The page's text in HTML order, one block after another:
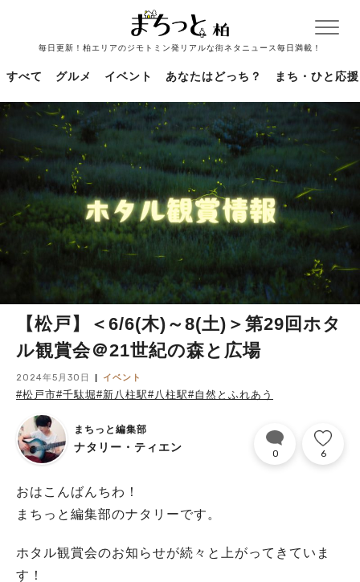
毎日更新！柏エリアのジモトミン発リアルな街ネタニュース毎日満載！
すべて グルメ イベント あなたはどっち？ まち・ひと応援
【松戸】＜6/6(木)～8(土)＞第29回ホタ
ル観賞会＠21世紀の森と広場
2024年5月30日 イベント
#松戸市#千駄堀#新八柱駅#八柱駅#自然とふれあう
まちっと編集部
ナタリー・ティエン 0 6
おはこんばんちわ！
まちっと編集部のナタリーです。
ホタル観賞会のお知らせが続々と上がってきていま
す！